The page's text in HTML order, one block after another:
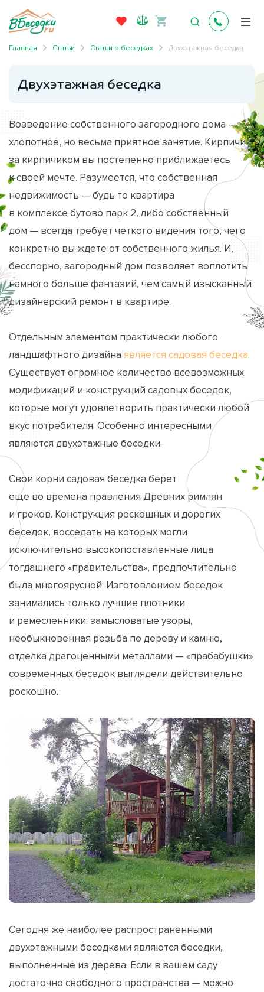
Главная Статьи Статьи о беседках Двухэтажная беседка
Двухэтажная беседка
Возведение собственного загородного дома —
хлопотное, но весьма приятное занятие. Кирпичик
за кирпичиком вы постепенно приближаетесь
к своей мечте. Разумеется, что собственная
недвижимость — будь то квартира
в комплексе бутово парк 2, либо собственный
дом — всегда требует четкого видения того, чего
конкретно вы ждете от собственного жилья. И,
бесспорно, загородный дом позволяет воплотить
намного больше фантазий, чем самый изысканный
дизайнерский ремонт в квартире.
Отдельным элементом практически любого
ландшафтного дизайна является садовая беседка
Существует огромное количество всевозможных
модификаций и конструкций садовых беседок,
которые могут удовлетворить практически любой
вкус потребителя. Особенно интересными
являются двухэтажные беседки.
Свои корни садовая беседка берет
еще во времена правления Древних римлян
и греков. Конструкция роскошных и дорогих
беседок, восседать на которых могли
исключительно высокопоставленные лица
тогдашнего «правительства», предпочтительно
была многоярусной. Изготовлением беседок
занимались только лучшие плотники
и ремесленники: замысловатые узоры,
необыкновенная резьба по дереву и камню,
отделка драгоценными металлами — «прабабушки»
современных беседок выглядели действительно
роскошно.
Сегодня же наиболее распространенными
двухэтажными беседками являются беседки,
выполненные из дерева. Если в вашем саду
достаточно свободного пространства — можно